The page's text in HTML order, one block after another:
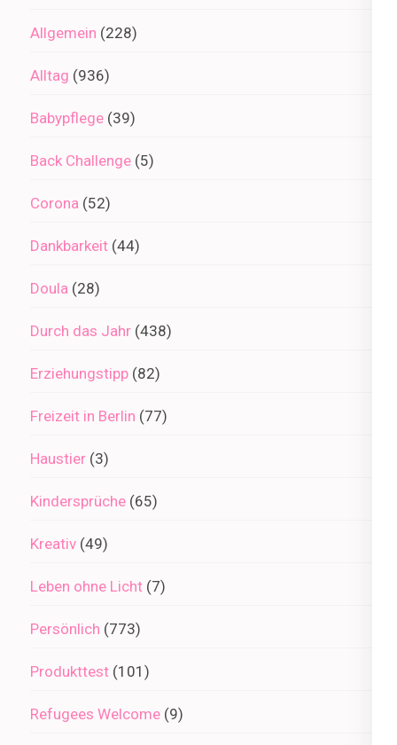
Allgemein (228)
Alltag (936)
Babypflege (39)
Back Challenge (5)
Corona (52)
Dankbarkeit (44)
Doula (28)
Durch das Jahr (438)
Erziehungstipp (82)
Freizeit in Berlin (77)
Haustier (3)
Kindersprüche (65)
Kreativ (49)
Leben ohne Licht (7)
Persönlich (773)
Produkttest (101)
Refugees Welcome (9)